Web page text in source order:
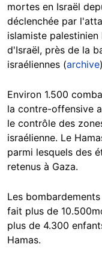
mortes en Israël
déclenchée par
islamiste
d'Israël, près de la
israéliennes (archive
Environ 1.500
la contre-offensive
le contrôle des
israélienne. Le
parmi lesquels des
retenus à Gaza.
Les
fait plus de
plus de 4.300
Hamas.